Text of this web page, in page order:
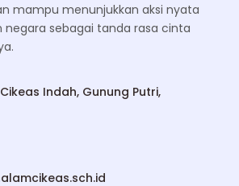
mampu menunjukkan aksi nyata
negara sebagai tanda rasa cinta
Indah, Gunung Putri,